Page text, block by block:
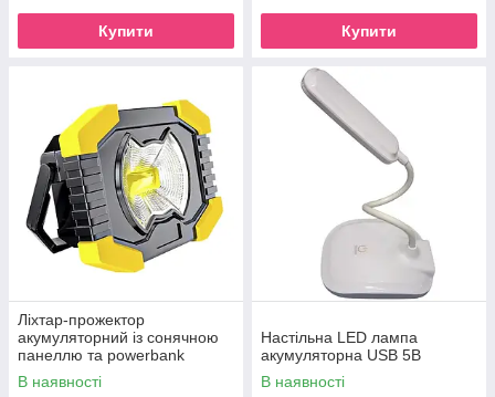
Купити Купити
Ліхтар-прожектор
акумуляторний із сонячною
панеллю та powerbank
В наявності
Настільна LED лампа
акумуляторна USB 5В
В наявності